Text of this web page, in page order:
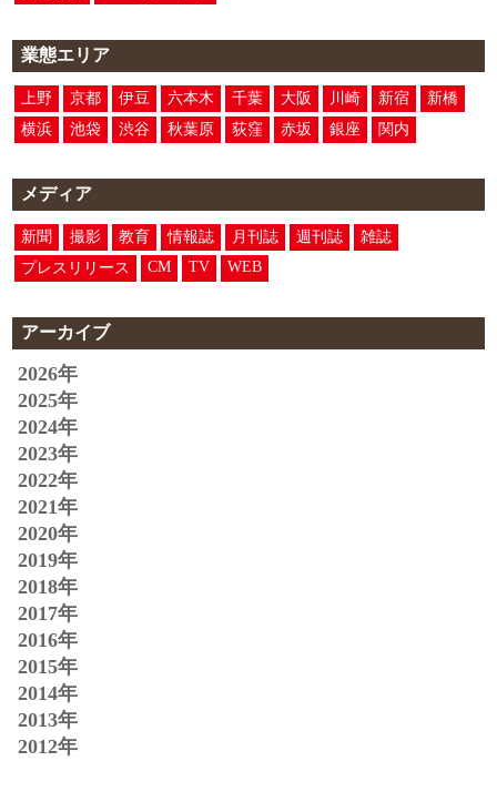
業態エリア
上野 京都 伊豆 六本木 千葉 大阪 川崎 新宿
新橋
横浜
池袋 渋谷 秋葉原 荻窪 赤坂 銀座 関内
メディア
新聞 撮影 教育 情報誌 月刊誌 週刊誌
雑誌
プレスリリース
CM TV WEB
アーカイブ
2026年
2025年
2024年
2023年
2022年
2021年
2020年
2019年
2018年
2017年
2016年
2015年
2014年
2013年
2012年